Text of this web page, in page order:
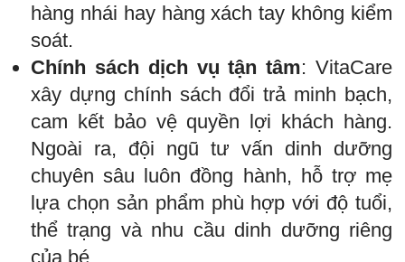
hàng nhái hay hàng xách tay không kiểm
soát.
Chính sách dịch vụ tận tâm: VitaCare
xây dựng chính sách đổi trả minh bạch,
cam kết bảo vệ quyền lợi khách hàng.
Ngoài ra, đội ngũ tư vấn dinh dưỡng
chuyên sâu luôn đồng hành, hỗ trợ mẹ
lựa chọn sản phẩm phù hợp với độ tuổi,
thể trạng và nhu cầu dinh dưỡng riêng
của bé.